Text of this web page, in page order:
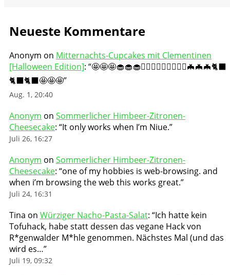
Neueste Kommentare
Anonym on Mitternachts-Cupcakes mit Clementinen
[Halloween Edition]: “🤩🤩🤩🧁🧁🧁🧛🏻‍♀️🧛🏻‍♀️🧛🏻‍♀️🦇🦇🦇🐈‍⬛
🐈‍⬛🐈‍⬛🤩🤩🤩”
Aug. 1, 20:40
Anonym on Sommerlicher Himbeer-Zitronen-
Cheesecake: “It only works when I’m Niue.”
Juli 26, 16:27
Anonym on Sommerlicher Himbeer-Zitronen-
Cheesecake: “one of my hobbies is web-browsing. and
when i’m browsing the web this works great.”
Juli 24, 16:31
Tina on Würziger Nacho-Pasta-Salat: “Ich hatte kein
Tofuhack, habe statt dessen das vegane Hack von
R*genwalder M*hle genommen. Nächstes Mal (und das
wird es…”
Juli 19, 09:32